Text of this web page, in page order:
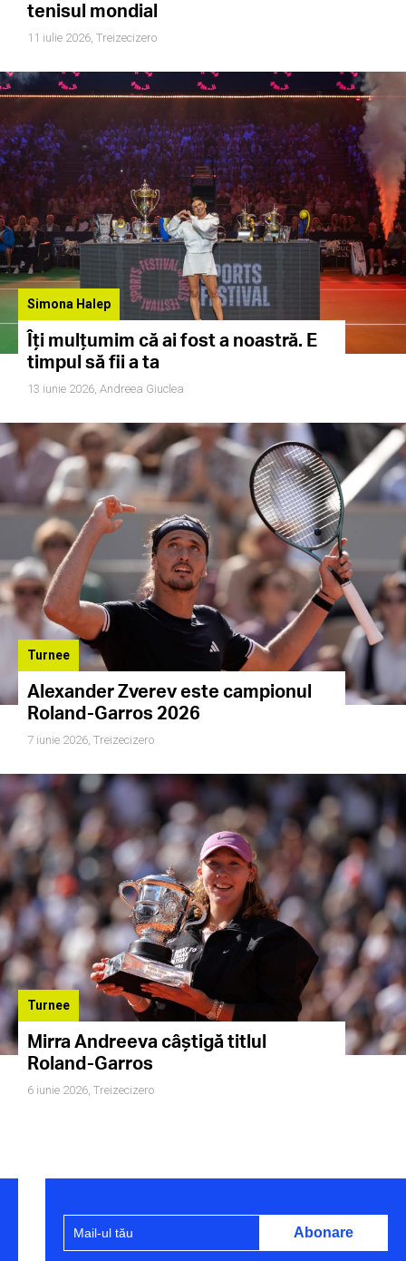
tenisul mondial
11 iulie 2026, Treizecizero
Simona Halep
Îți mulțumim că ai fost a noastră. E
timpul să fii a ta
13 iunie 2026, Andreea Giuclea
Turnee
Alexander Zverev este campionul
Roland-Garros 2026
7 iunie 2026, Treizecizero
Turnee
Mirra Andreeva câștigă titlul
Roland-Garros
6 iunie 2026, Treizecizero